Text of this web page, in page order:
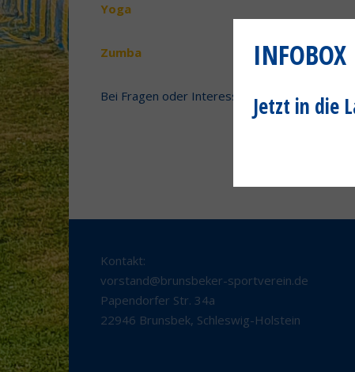
Yoga
Zumba
Bei Fragen oder Interesse komm´ einfach
Kontakt:
vorstand@brunsbeker-sportverein.de
Papendorfer Str. 34a
22946 Brunsbek, Schleswig-Holstein
INFOBOX
Jetzt in die